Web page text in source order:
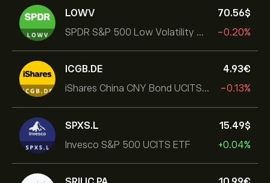
LOWV
SPDR S&P 500 Low Volatility UCITS ETF
70.56‎$‎
-0.20%
ICGB.DE
iShares China CNY Bond UCITS ETF
4.93‎€‎
-0.13%
SPXS.L
Invesco S&P 500 UCITS ETF
15.49‎$‎
+0.04%